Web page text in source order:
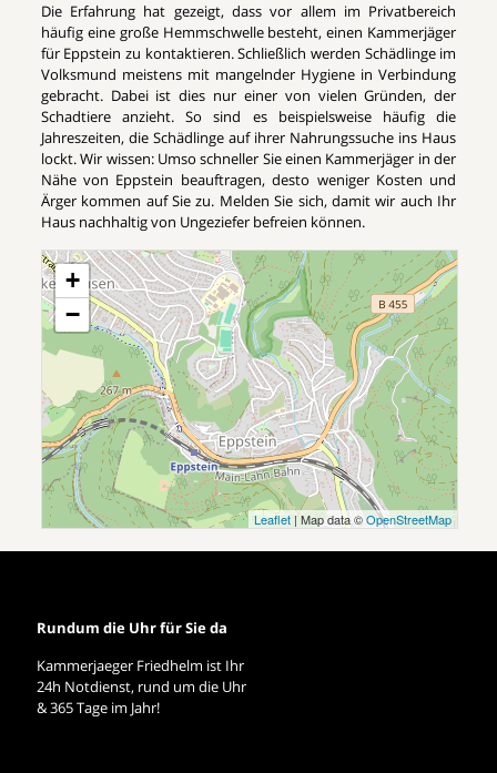
Die Erfahrung hat gezeigt, dass vor allem im Privatbereich
häufig eine große Hemmschwelle besteht, einen Kammerjäger
für Eppstein zu kontaktieren. Schließlich werden Schädlinge im
Volksmund meistens mit mangelnder Hygiene in Verbindung
gebracht. Dabei ist dies nur einer von vielen Gründen, der
Schadtiere anzieht. So sind es beispielsweise häufig die
Jahreszeiten, die Schädlinge auf ihrer Nahrungssuche ins Haus
lockt. Wir wissen: Umso schneller Sie einen Kammerjäger in der
Nähe von Eppstein beauftragen, desto weniger Kosten und
Ärger kommen auf Sie zu. Melden Sie sich, damit wir auch Ihr
Haus nachhaltig von Ungeziefer befreien können.
+
−
Leaflet| Map data ©OpenStreetMap
Rundum die Uhr für Sie da
Kammerjaeger Friedhelm ist Ihr
24h Notdienst, rund um die Uhr
& 365 Tage im Jahr!